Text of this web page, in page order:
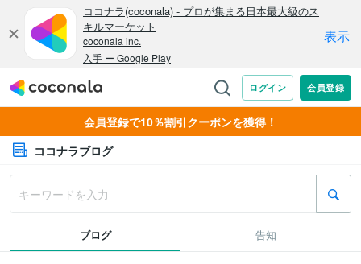
会員登録で10％割引クーポンを獲得！
ココナラブログ
ブログ 告知